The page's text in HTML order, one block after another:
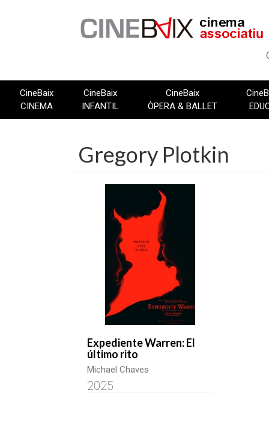
CineBaix
CINEMA
CineBaix
INFANTIL
CineBaix
ÒPERA & BALLET
Gregory Plotkin
Expediente Warren: El
último rito
Michael Chaves
2025